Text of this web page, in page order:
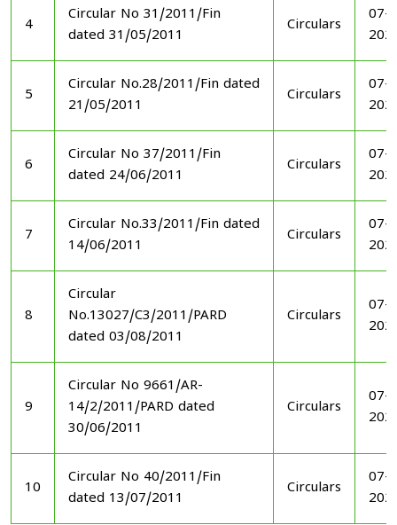
4
Circular No 31/2011/Fin
dated 31/05/2011
Circulars
07-
5
Circular No.28/2011/Fin dated
21/05/2011
Circulars
07-
6
Circular No 37/2011/Fin
dated 24/06/2011
Circulars
07-
7
Circular No.33/2011/Fin dated
14/06/2011
Circulars
07-
8
Circular
No.13027/C3/2011/PARD
dated 03/08/2011
Circulars
07-
9
Circular No 9661/AR-
14/2/2011/PARD dated
30/06/2011
Circulars
07-
10
Circular No 40/2011/Fin
dated 13/07/2011
Circulars
07-